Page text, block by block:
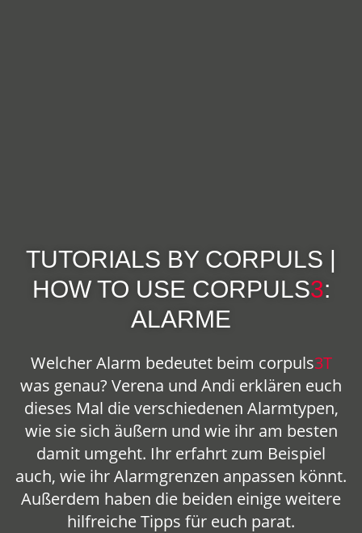
TUTORIALS BY CORPULS |
HOW TO USE CORPULS3:
ALARME
Welcher Alarm bedeutet beim corpuls3T
was genau? Verena und Andi erklären euch
dieses Mal die verschiedenen Alarmtypen,
wie sie sich äußern und wie ihr am besten
damit umgeht. Ihr erfahrt zum Beispiel
auch, wie ihr Alarmgrenzen anpassen könnt.
Außerdem haben die beiden einige weitere
hilfreiche Tipps für euch parat.